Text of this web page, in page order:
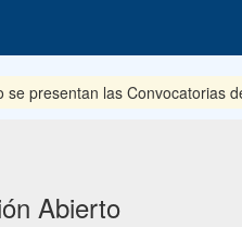
las Convocatorias del
Abierto